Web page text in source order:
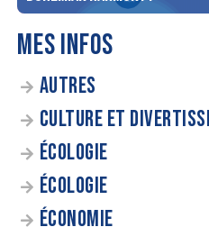
MES INFOS
AUTRES
CULTURE ET
ÉCOLOGIE
ÉCOLOGIE
ÉCONOMIE